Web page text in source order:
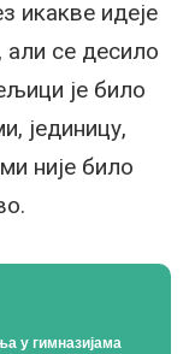
икакве идеје
се десило
је било
јединицу,
није било
у гимназијама